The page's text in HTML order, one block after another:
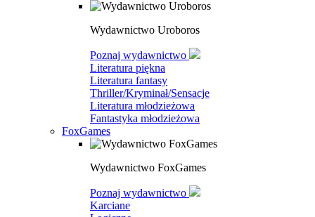
Wydawnictwo Uroboros
Poznaj wydawnictwo
Literatura piękna
Literatura fantasy
Thriller/Kryminał/Sensacje
Literatura młodzieżowa
Fantastyka młodzieżowa
FoxGames
Wydawnictwo FoxGames
Poznaj wydawnictwo
Karciane